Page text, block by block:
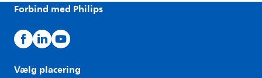
Forbind med Philips
Vælg placering